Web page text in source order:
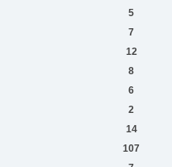
5
7
12
8
6
2
14
107